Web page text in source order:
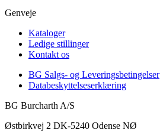
Genveje
Kataloger
Ledige stillinger
Kontakt os
BG Salgs- og Leveringsbetingelser
Databeskyttelseserklæring
BG Burcharth A/S
Østbirkvej 2 DK-5240 Odense NØ